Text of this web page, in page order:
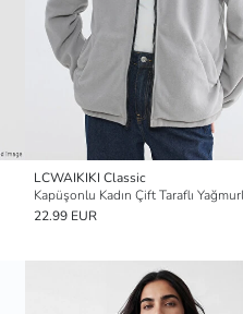
LCWAIKIKI Classic
Kapüşonlu Kadın Çift Taraflı
22.99 EUR